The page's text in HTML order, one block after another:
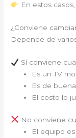
En estos
¿Conviene
Depende de
Sí conviene
Es un TV
Es de
El costo lo
No conviene
El equipo